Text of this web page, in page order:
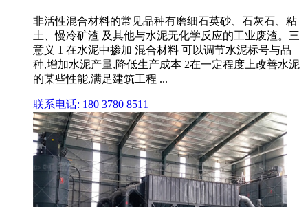
非活性混合材料的常见品种有磨细石英砂、石灰石、粘
土、慢冷矿渣 及其他与水泥无化学反应的工业废渣。三
意义 1 在水泥中掺加 混合材料 可以调节水泥标号与品
种,增加水泥产量,降低生产成本 2在一定程度上改善水泥
的某些性能,满足建筑工程 ...
联系电话: 180 3780 8511